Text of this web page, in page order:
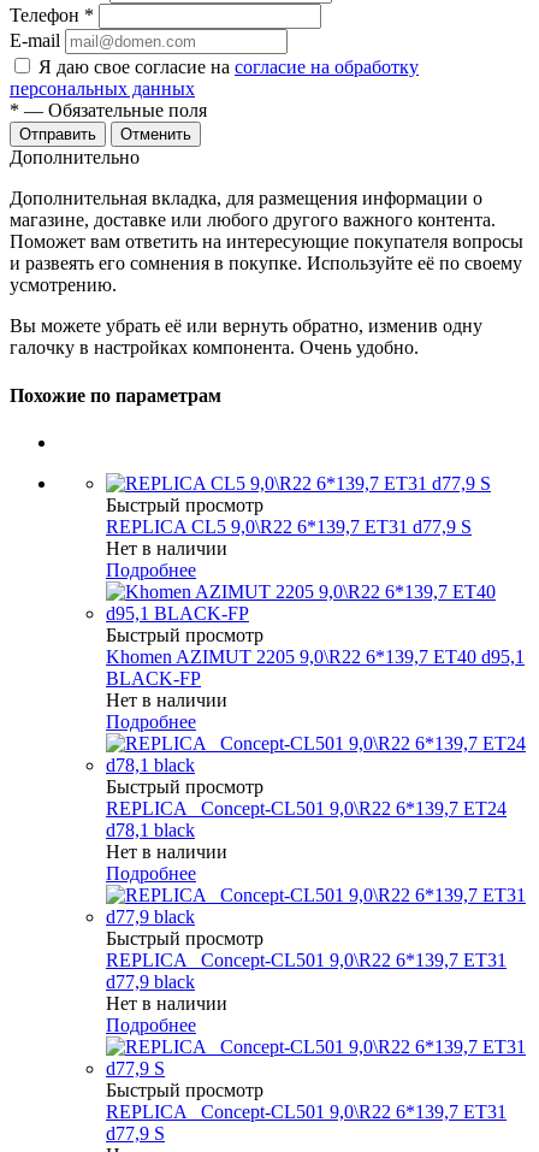
Телефон *
E-mail
Я даю свое согласие на согласие на обработку
персональных данных
* — Обязательные поля
Отменить
Дополнительно
Дополнительная вкладка, для размещения информации о
магазине, доставке или любого другого важного контента.
Поможет вам ответить на интересующие покупателя вопросы
и развеять его сомнения в покупке. Используйте её по своему
усмотрению.
Вы можете убрать её или вернуть обратно, изменив одну
галочку в настройках компонента. Очень удобно.
Похожие по параметрам
Быстрый просмотр
REPLICA CL5 9,0\R22 6*139,7 ET31 d77,9 S
Нет в наличии
Подробнее
Быстрый просмотр
Khomen AZIMUT 2205 9,0\R22 6*139,7 ET40 d95,1
BLACK-FP
Нет в наличии
Подробнее
Быстрый просмотр
REPLICA _Concept-CL501 9,0\R22 6*139,7 ET24
d78,1 black
Нет в наличии
Подробнее
Быстрый просмотр
REPLICA _Concept-CL501 9,0\R22 6*139,7 ET31
d77,9 black
Нет в наличии
Подробнее
Быстрый просмотр
REPLICA _Concept-CL501 9,0\R22 6*139,7 ET31
d77,9 S